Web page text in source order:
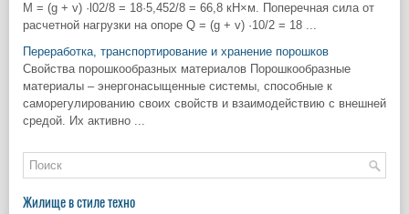
М = (g + v) ·l02/8 = 18·5,452/8 = 66,8 кН×м. Поперечная сила от
расчетной нагрузки на опоре Q = (g + v) ·10/2 = 18 ...
Переработка, транспортирование и хранение порошков
Свойства порошкообразных материалов Порошкообразные
материалы – энергонасыщенные системы, способные к
саморегулированию своих свойств и взаимодействию с внешней
средой. Их активно ...
Жилище в стиле техно